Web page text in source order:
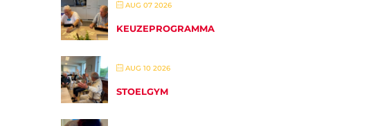
AUG 07 2026
KEUZEPROGRAMMA
AUG 10 2026
STOELGYM